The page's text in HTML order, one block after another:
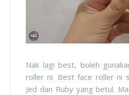
Nak lagi best, boleh
roller ni. Best face roller ni
Jed dan Ruby yang betul.